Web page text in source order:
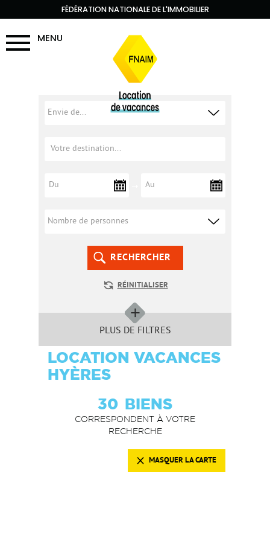
FÉDÉRATION NATIONALE DE L'IMMOBILIER
MENU
RECHERCHER
RÉINITIALISER
PLUS DE FILTRES
LOCATION VACANCES
HYÈRES
30 BIENS
CORRESPONDENT À VOTRE
RECHERCHE
MASQUER LA CARTE